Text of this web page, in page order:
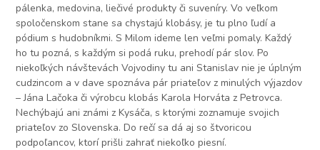
pálenka, medovina, liečivé produkty či suveníry. Vo veľkom
spoločenskom stane sa chystajú klobásy, je tu plno ľudí a
pódium s hudobníkmi. S Milom ideme len veľmi pomaly. Každý
ho tu pozná, s každým si podá ruku, prehodí pár slov. Po
niekoľkých návštevách Vojvodiny tu ani Stanislav nie je úplným
cudzincom a v dave spoznáva pár priateľov z minulých výjazdov
– Jána Lačoka či výrobcu klobás Karola Horváta z Petrovca.
Nechýbajú ani známi z Kysáča, s ktorými zoznamuje svojich
priateľov zo Slovenska. Do rečí sa dá aj so štvoricou
podpoľancov, ktorí prišli zahrať niekoľko piesní.